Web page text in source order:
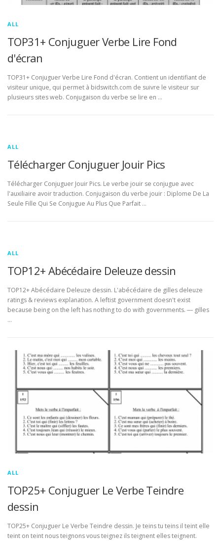
ALL
TOP31+ Conjuguer Verbe Lire Fond
d'écran
TOP31+ Conjuguer Verbe Lire Fond d'écran. Contient un identifiant de
visiteur unique, qui permet à bidswitch.com de suivre le visiteur sur
plusieurs sites web. Conjugaison du verbe se lire en …
ALL
Télécharger Conjuguer Jouir Pics
Télécharger Conjuguer Jouir Pics. Le verbe jouir se conjugue avec
l'auxiliaire avoir traduction. Conjugaison du verbe jouir : Diplome De La
Seule Fille Qui Se Conjugue Au Plus Que Parfait …
ALL
TOP12+ Abécédaire Deleuze dessin
TOP12+ Abécédaire Deleuze dessin. L'abécédaire de gilles deleuze
ratings & reviews explanation. A leftist government doesn't exist
because being on the left has nothing to do with governments. ― gilles
…
ALL
TOP25+ Conjuguer Le Verbe Teindre
dessin
TOP25+ Conjuguer Le Verbe Teindre dessin. Je teins tu teins il teint elle
teint on teint nous teignons vous teignez ils teignent elles teignent.